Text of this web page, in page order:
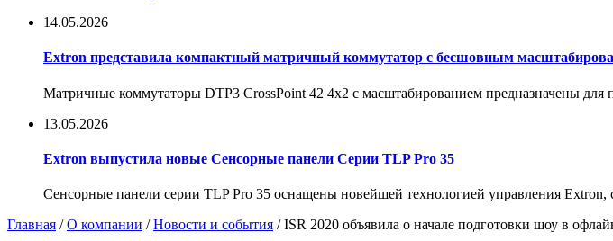
14.05.2026
Extron представила компактный матричный коммутатор с бесшовным
Матричные коммутаторы DTP3 CrossPoint 42 4x2 с масштабированием предназначены для
13.05.2026
Extron выпустила новые Сенсорные панели Серии TLP Pro 35
Сенсорные панели серии TLP Pro 35 оснащены новейшей технологией управления
Главная /О компании /Новости и события /ISR 2020 объявила о начале подготовки шоу в